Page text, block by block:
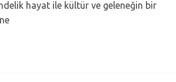
hayat ile kültür ve geleneğin bir